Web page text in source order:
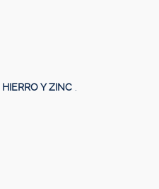
HIERRO Y ZINC